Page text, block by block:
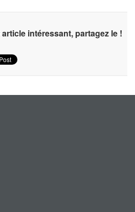
intéressant, partagez le !